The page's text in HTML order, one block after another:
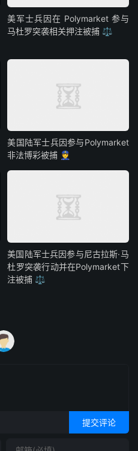
美军士兵因在 Polymarket 参与
马杜罗突袭相关押注被捕 ⚖️
美国陆军士兵因参与Polymarket
非法博彩被捕 👮
美国陆军士兵因参与尼古拉斯·马
杜罗突袭行动并在Polymarket下
注被捕 ⚖️
提交评论